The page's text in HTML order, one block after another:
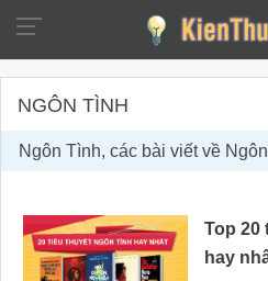
NGÔN TÌNH
Ngôn Tình, các bài viết về
Top 20
hay